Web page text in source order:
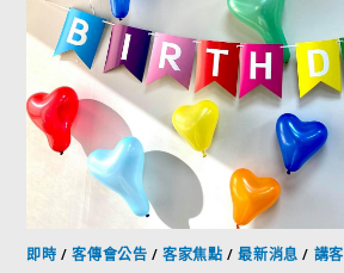
即時 /客傳會公告 /客家焦點 /最新消息 / 講